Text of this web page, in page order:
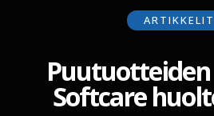
ARTIKKELIT
Softcare